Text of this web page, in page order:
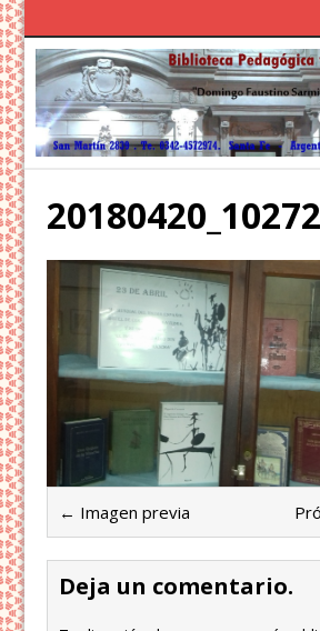
← Imagen previa
Deja un comentario.